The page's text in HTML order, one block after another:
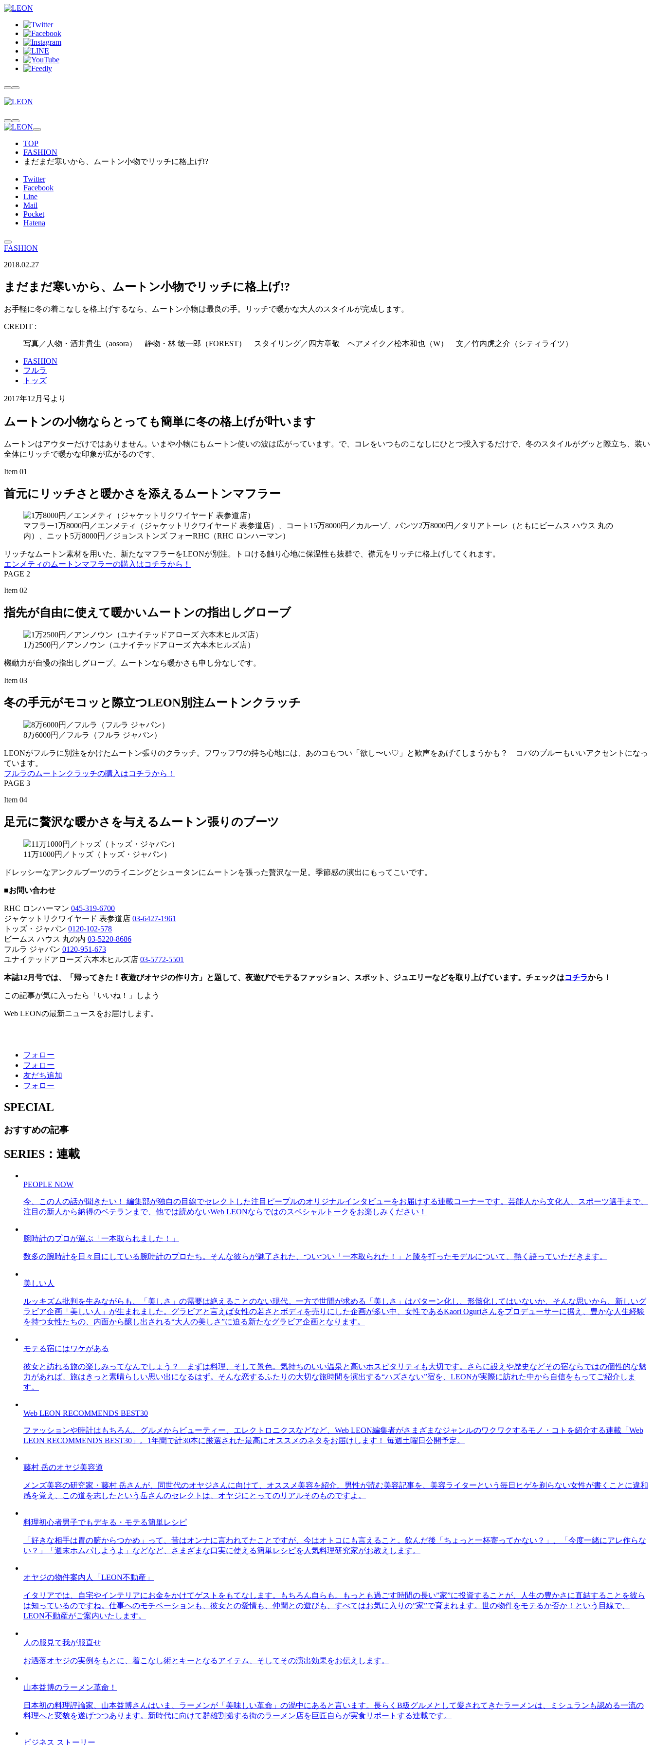
TOP
FASHION
まだまだ寒いから、ムートン小物でリッチに格上げ!?
Twitter
Facebook
Line
Mail
Pocket
Hatena
FASHION
2018.02.27
まだまだ寒いから、ムートン小物でリッチに格上げ!?
お手軽に冬の着こなしを格上げするなら、ムートン小物は最良の手。リッチで暖かな大人のスタイルが完成します。
CREDIT :
写真／人物・酒井貴生（aosora） 静物・林 敏一郎（FOREST） スタイリング／四方章敬 ヘアメイク／松本和也（W） 文／竹内虎之介（シティライツ）
FASHION
フルラ
トッズ
2017年12月号より
ムートンの小物ならとっても簡単に冬の格上げが叶います
ムートンはアウターだけではありません。いまや小物にもムートン使いの波は広がっています。で、コレをいつものこなしにひとつ投入するだけで、冬のスタイルがグッと際立ち、装い
全体にリッチで暖かな印象が広がるのです。
Item 01
首元にリッチさと暖かさを添えるムートンマフラー
マフラー1万8000円／エンメティ（ジャケットリクワイヤード 表参道店）、コート15万8000円／カルーゾ、パンツ2万8000円／タリアトーレ（ともにビームス ハウス 丸の
内）、ニット5万8000円／ジョンストンズ フォーRHC（RHC ロンハーマン）
リッチなムートン素材を用いた、新たなマフラーをLEONが別注。トロける触り心地に保温性も抜群で、襟元をリッチに格上げしてくれます。
エンメティのムートンマフラーの購入はコチラから！
PAGE 2
Item 02
指先が自由に使えて暖かいムートンの指出しグローブ
1万2500円／アンノウン（ユナイテッドアローズ 六本木ヒルズ店）
機動力が自慢の指出しグローブ。ムートンなら暖かさも申し分なしです。
Item 03
冬の手元がモコッと際立つLEON別注ムートンクラッチ
8万6000円／フルラ（フルラ ジャパン）
LEONがフルラに別注をかけたムートン張りのクラッチ。フワッフワの持ち心地には、あのコもつい「欲し〜い♡」と歓声をあげてしまうかも？ コバのブルーもいいアクセントになっ
ています。
フルラのムートンクラッチの購入はコチラから！
PAGE 3
Item 04
足元に贅沢な暖かさを与えるムートン張りのブーツ
11万1000円／トッズ（トッズ・ジャパン）
ドレッシーなアンクルブーツのライニングとシュータンにムートンを張った贅沢な一足。季節感の演出にもってこいです。
■お問い合わせ
RHC ロンハーマン 045-319-6700
ジャケットリクワイヤード 表参道店 03-6427-1961
トッズ・ジャパン 0120-102-578
ビームス ハウス 丸の内 03-5220-8686
フルラ ジャパン 0120-951-673
ユナイテッドアローズ 六本木ヒルズ店 03-5772-5501
本誌12月号では、「帰ってきた！夜遊びオヤジの作り方」と題して、夜遊びでモテるファッション、スポット、ジュエリーなどを取り上げています。チェックはコチラから！
この記事が気に入ったら「いいね！」しよう
Web LEONの最新ニュースをお届けします。
フォロー
フォロー
友だち追加
フォロー
SPECIAL
おすすめの記事
SERIES：連載
PEOPLE NOW
今、この人の話が聞きたい！ 編集部が独自の目線でセレクトした注目ピープルのオリジナルインタビューをお届けする連載コーナーです。芸能人から文化人、スポーツ選手まで、
注目の新人から納得のベテランまで、他では読めないWeb LEONならではのスペシャルトークをお楽しみください！
腕時計のプロが選ぶ「一本取られました！」
数多の腕時計を日々目にしている腕時計のプロたち。そんな彼らが魅了された、ついつい「一本取られた！」と膝を打ったモデルについて、熱く語っていただきます。
美しい人
ルッキズム批判を生みながらも、「美しさ」の需要は絶えることのない現代。一方で世間が求める「美しさ」はパターン化し、形骸化してはいないか、そんな思いから、新しいグ
ラビア企画「美しい人」が生まれました。グラビアと言えば女性の若さとボディを売りにした企画が多い中、女性であるKaori Oguriさんをプロデューサーに据え、豊かな人生経験
を持つ女性たちの、内面から醸し出される“大人の美しさ”に迫る新たなグラビア企画となります。
モテる宿にはワケがある
彼女と訪れる旅の楽しみってなんでしょう？ まずは料理、そして景色。気持ちのいい温泉と高いホスピタリティも大切です。さらに設えや歴史などその宿ならではの個性的な魅
力があれば、旅はきっと素晴らしい思い出になるはず。そんな恋するふたりの大切な旅時間を演出する“ハズさない”宿を、LEONが実際に訪れた中から自信をもってご紹介しま
す。
Web LEON RECOMMENDS BEST30
ファッションや時計はもちろん、グルメからビューティー、エレクトロニクスなどなど、Web LEON編集者がさまざまなジャンルのワクワクするモノ・コトを紹介する連載「Web
LEON RECOMMENDS BEST30」。1年間で計30本に厳選された最高にオススメのネタをお届けします！ 毎週土曜日公開予定。
藤村 岳のオヤジ美容道
メンズ美容の研究家・藤村 岳さんが、同世代のオヤジさんに向けて、オススメ美容を紹介。男性が読む美容記事を、美容ライターという毎日ヒゲを剃らない女性が書くことに違和
感を覚え、この道を志したという岳さんのセレクトは、オヤジにとってのリアルそのものですよ。
料理初心者男子でもデキる・モテる簡単レシピ
「好きな相手は胃の腑からつかめ」って、昔はオンナに言われてたことですが、今はオトコにも言えること。飲んだ後「ちょっと一杯寄ってかない？」、「今度一緒にアレ作らな
い？」「週末ホムパしようよ」などなど、さまざまな口実に使える簡単レシピを人気料理研究家がお教えします。
オヤジの物件案内人「LEON不動産」
イタリアでは、自宅やインテリアにお金をかけてゲストをもてなします。もちろん自らも。もっとも過ごす時間の長い”家”に投資することが、人生の豊かさに直結することを彼ら
は知っているのですね。仕事へのモチベーションも、彼女との愛情も、仲間との遊びも、すべてはお気に入りの”家”で育まれます。世の物件をモテるか否か！という目線で、
LEON不動産がご案内いたします。
人の服見て我が服直せ
お洒落オヤジの実例をもとに、着こなし術とキーとなるアイテム、そしてその演出効果をお伝えします。
山本益博のラーメン革命！
日本初の料理評論家、山本益博さんはいま、ラーメンが「美味しい革命」の渦中にあると言います。長らくB級グルメとして愛されてきたラーメンは、ミシュランも認める一流の
料理へと変貌を遂げつつあります。新時代に向けて群雄割拠する街のラーメン店を巨匠自らが実食リポートする連載です。
ビジネス ストーリー